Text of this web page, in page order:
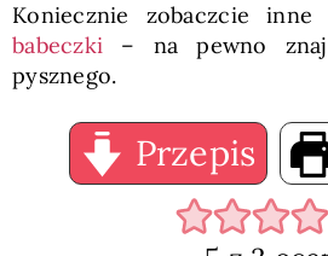
Koniecznie zobaczcie
babeczki – na pewno
pysznego.
Przepis